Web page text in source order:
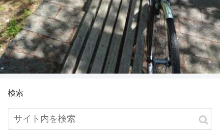
検索